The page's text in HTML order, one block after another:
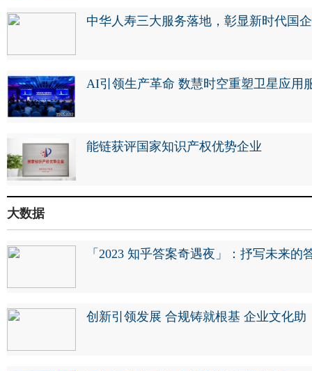
中华人寿三大服务落地，彰显新时代国企
AI引领生产革命 数慧时空重塑卫星应用
能链获评国家知识产权优势企业
大数据
「2023 知乎答案奇遇夜」：抒写未来的
创新引领发展 合规铸就根基 企业文化助